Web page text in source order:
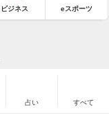
ビジネス eスポーツ
占い すべて